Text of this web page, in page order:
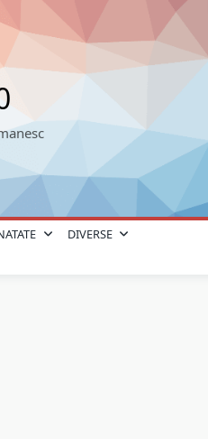
DIVERSE